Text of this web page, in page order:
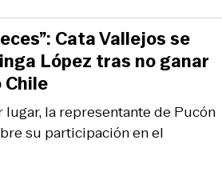
la representante de Pucón
su participación en el
Cata Vallejos se
López tras no ganar
Chile